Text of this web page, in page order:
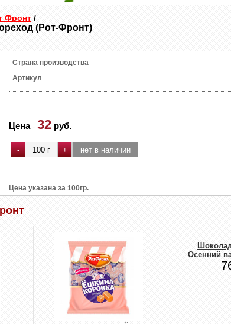
Фронт /
(Рот-Фронт)
Страна производства
Артикул
Цена- 32 руб.
Цена указана за 100гр.
Осенний